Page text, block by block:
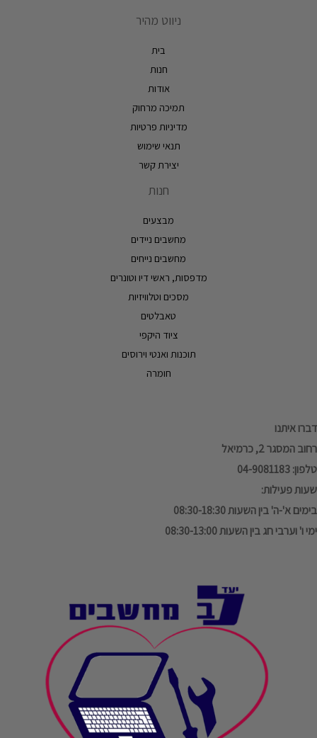
ניווט מהיר
בית
חנות
אודות
תמיכה מרחוק
מדיניות פרטיות
תנאי שימוש
יצירת קשר
חנות
מבצעים
מחשבים ניידים
מחשבים נייחים
מדפסות, ראשי דיו וטונרים
מסכים וטלוויזיות
טאבלטים
ציוד היקפי
תוכנות ואנטי וירוסים
חומרה
דברו איתנו
רחוב המסגר 2, כרמיאל
טלפון: 04-9081183
שעות פעילות:
בימים א'-ה' בין השעות 08:30-18:30
ימי ו' וערבי חג בין השעות 08:30-13:00